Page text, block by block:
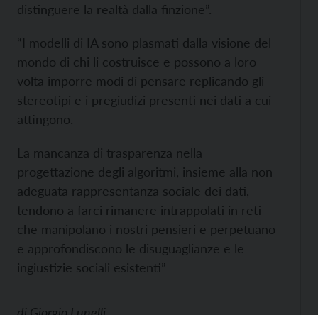
distinguere la realtà dalla finzione”.
“I modelli di IA sono plasmati dalla visione del
mondo di chi li costruisce e possono a loro
volta imporre modi di pensare replicando gli
stereotipi e i pregiudizi presenti nei dati a cui
attingono.
La mancanza di trasparenza nella
progettazione degli algoritmi, insieme alla non
adeguata rappresentanza sociale dei dati,
tendono a farci rimanere intrappolati in reti
che manipolano i nostri pensieri e perpetuano
e approfondiscono le disuguaglianze e le
ingiustizie sociali esistenti”